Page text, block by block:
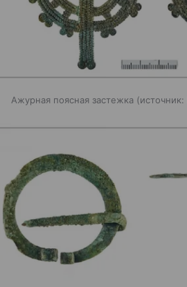
Ажурная поясная застежка источник: